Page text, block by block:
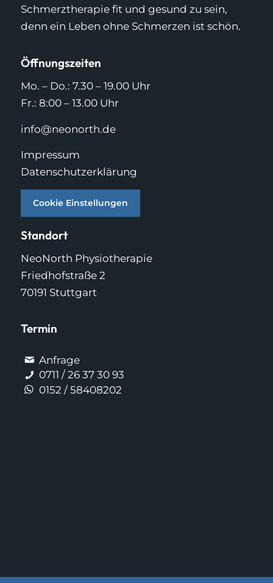
Schmerztherapie fit und gesund zu sein,
denn ein Leben ohne Schmerzen ist schön.
Öffnungszeiten
Mo. – Do.: 7.30 – 19.00 Uhr
Fr.: 8:00 – 13.00 Uhr
info@neonorth.de
Impressum
Datenschutzerklärung
Cookie Einstellungen
Standort
NeoNorth Physiotherapie
Friedhofstraße 2
70191 Stuttgart
Termin
Anfrage
0711 / 26 37 30 93
0152 / 58408202